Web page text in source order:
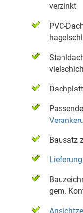
verzinkt
PVC-
Bausatz
Lieferung
gem.